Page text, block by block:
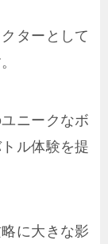
ターとして
ニークなボ
ル体験を提
に大きな影